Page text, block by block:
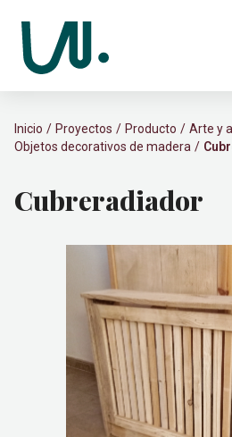
Inicio Proyectos Producto
Arte y
Objetos decorativos de madera
Cubreradiador